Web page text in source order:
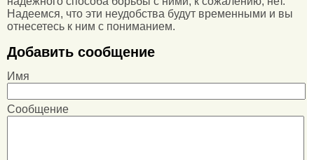
Надеемся, что эти неудобства будут временными и вы
отнесетесь к ним с пониманием.
Добавить сообщение
Имя
Сообщение